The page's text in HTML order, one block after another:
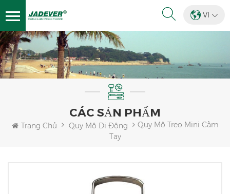
VI
CÁC SẢN PHẨM
Trang Chủ Quy Mô Di Động
Quy Mô Treo Mini Cầm
Tay